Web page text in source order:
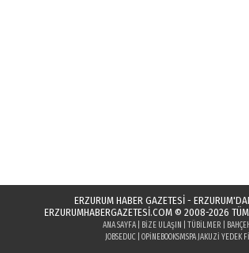
ERZURUM HABER GAZETESİ -
ERZURUMHABERGAZETESI.COM© 2008-2026 TÜM
ANA SAYFA| BIZE ULAŞIN TÜBILMER
JOBSEDUC
OPINEBOOKSMSPA JAKUZI YEDEK